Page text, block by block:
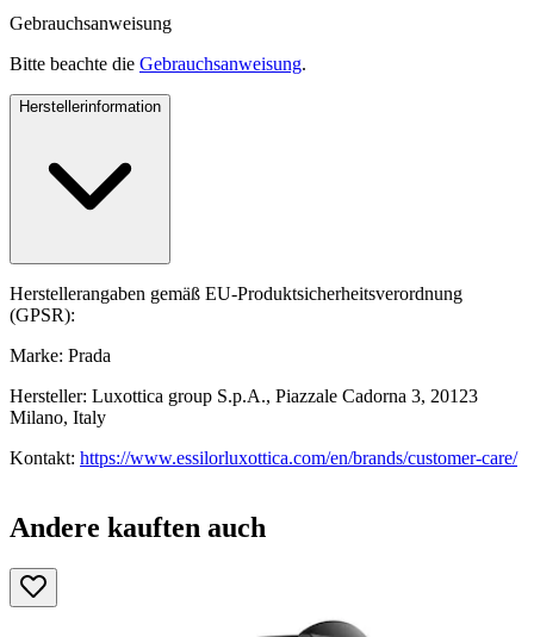
Gebrauchsanweisung
Bitte beachte die Gebrauchsanweisung.
Herstellerinformation
Herstellerangaben gemäß EU-Produktsicherheitsverordnung
(GPSR):
Marke: Prada
Hersteller: Luxottica group S.p.A., Piazzale Cadorna 3, 20123
Milano, Italy
Kontakt: https://www.essilorluxottica.com/en/brands/customer-care/
Andere kauften auch